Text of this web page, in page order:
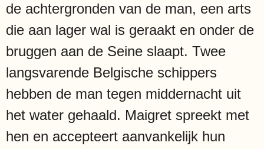
de achtergronden van de man, een arts
die aan lager wal is geraakt en onder de
bruggen aan de Seine slaapt. Twee
langsvarende Belgische schippers
hebben de man tegen middernacht uit
het water gehaald. Maigret spreekt met
hen en accepteert aanvankelijk hun